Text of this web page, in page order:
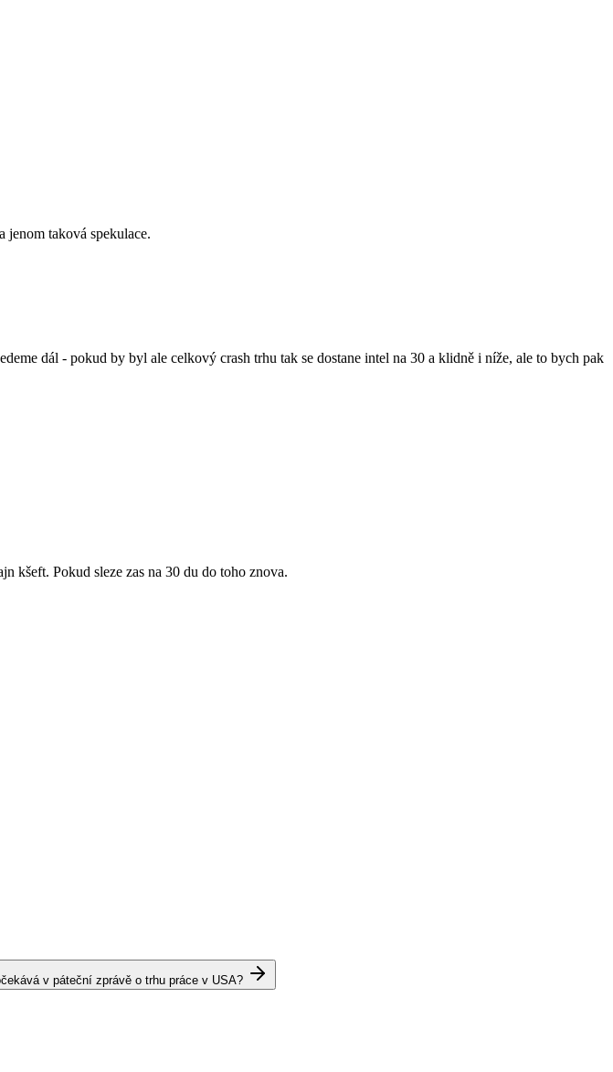
jenom taková spekulace.
dál - pokud by byl ale celkový crash trhu tak se dostane intel na 30 a klidně i níže, ale to bych pak
kšeft. Pokud sleze zas na 30 du do toho znova.
v páteční zprávě o trhu práce v USA?